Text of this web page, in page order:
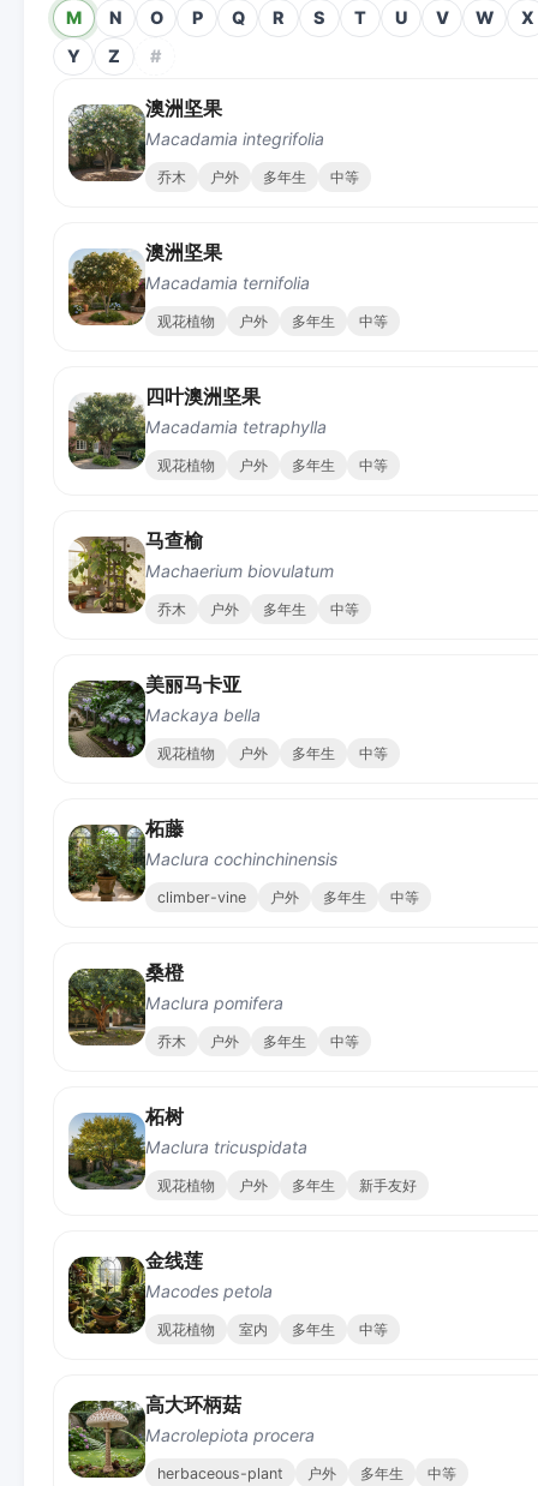
M
N O P Q R S T U V W
X
Y
Z #
澳洲坚果
Macadamia integrifolia
乔木 户外 多年生 中等
澳洲坚果
Macadamia ternifolia
观花植物 户外 多年生 中等
四叶澳洲坚果
Macadamia tetraphylla
观花植物 户外 多年生 中等
马查榆
Machaerium biovulatum
乔木 户外 多年生 中等
美丽马卡亚
Mackaya bella
观花植物 户外 多年生 中等
柘藤
Maclura cochinchinensis
climber-vine 户外 多年生 中等
桑橙
Maclura pomifera
乔木 户外 多年生 中等
柘树
Maclura tricuspidata
观花植物 户外 多年生 新手友好
金线莲
Macodes petola
观花植物 室内 多年生 中等
高大环柄菇
Macrolepiota procera
herbaceous-plant 户外 多年生 中等